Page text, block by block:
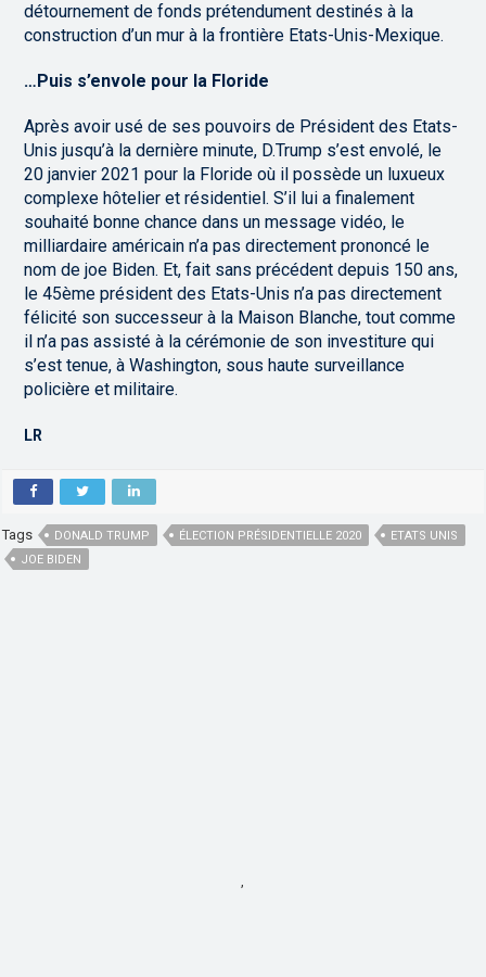
détournement de fonds prétendument destinés à la
construction d’un mur à la frontière Etats-Unis-Mexique.
…Puis s’envole pour la Floride
Après avoir usé de ses pouvoirs de Président des Etats-
Unis jusqu’à la dernière minute, D.Trump s’est envolé, le
20 janvier 2021 pour la Floride où il possède un luxueux
complexe hôtelier et résidentiel. S’il lui a finalement
souhaité bonne chance dans un message vidéo, le
milliardaire américain n’a pas directement prononcé le
nom de joe Biden. Et, fait sans précédent depuis 150 ans,
le 45ème président des Etats-Unis n’a pas directement
félicité son successeur à la Maison Blanche, tout comme
il n’a pas assisté à la cérémonie de son investiture qui
s’est tenue, à Washington, sous haute surveillance
policière et militaire.
LR
Tags DONALD TRUMP ÉLECTION PRÉSIDENTIELLE 2020
ETATS UNIS
JOE BIDEN
,